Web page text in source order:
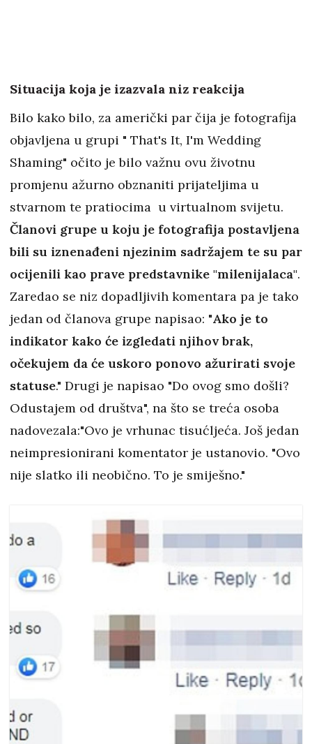
Situacija koja je izazvala niz reakcija
Bilo kako bilo, za američki par čija je fotografija
objavljena u grupi " That's It, I'm Wedding
Shaming" očito je bilo važnu ovu životnu
promjenu ažurno obznaniti prijateljima u
stvarnom te pratiocima u virtualnom svijetu.
Članovi grupe u koju je fotografija postavljena
bili su iznenađeni njezinim sadržajem te su par
ocijenili kao prave predstavnike "milenijalaca".
Zaredao se niz dopadljivih komentara pa je tako
jedan od članova grupe napisao: "Ako je to
indikator kako će izgledati njihov brak,
očekujem da će uskoro ponovo ažurirati svoje
statuse." Drugi je napisao "Do ovog smo došli?
Odustajem od društva", na što se treća osoba
nadovezala:"Ovo je vrhunac tisućljeća. Još jedan
neimpresionirani komentator je ustanovio. "Ovo
nije slatko ili neobično. To je smiješno."